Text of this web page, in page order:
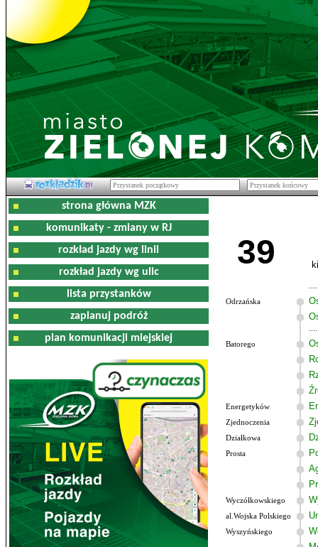
strona główna MZK
komunikaty - zmiany w RJ
rozkład jazdy wg linii
rozkład jazdy wg ulic
lista przystanków
zaplanuj podróż
plan komunikacji miejskiej
39
Odrzańska
Batorego
Energetyków
Zjednoczenia
Działkowa
Prosta
Wyczółkowskiego
al.Wojska Polskiego
Wyszyńskiego